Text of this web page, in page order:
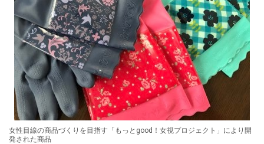
女性目線の商品づくりを目指す「もっとgood！女視プロジェクト」により開
発された商品